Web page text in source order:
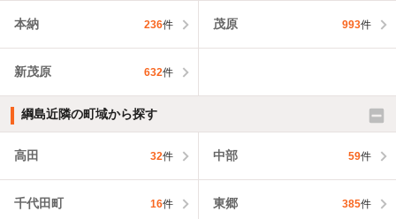
本納 236件 茂原 993件
新茂原 632件
綱島近隣の町域から探す
高田 32件 中部 59件
千代田町 16件 東郷 385件